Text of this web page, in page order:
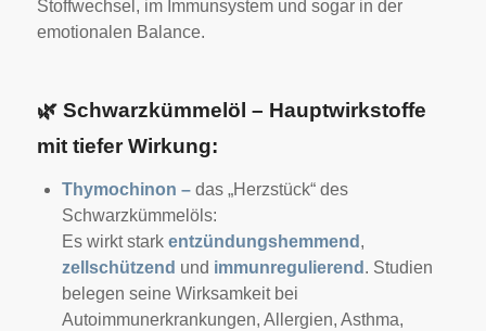
Stoffwechsel, im Immunsystem und sogar in der
emotionalen Balance.
🌿Schwarzkümmelöl – Hauptwirkstoffe
mit tiefer Wirkung:
Thymochinon – das „Herzstück“ des
Schwarzkümmelöls:
Es wirkt stark entzündungshemmend ,
zellschützend und immunregulierend . Studien
belegen seine Wirksamkeit bei
Autoimmunerkrankungen, Allergien, Asthma,